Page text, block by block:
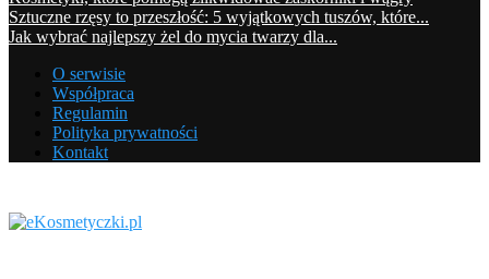
Sztuczne rzęsy to przeszłość: 5 wyjątkowych tuszów, które...
Jak wybrać najlepszy żel do mycia twarzy dla...
O serwisie
Współpraca
Regulamin
Polityka prywatności
Kontakt